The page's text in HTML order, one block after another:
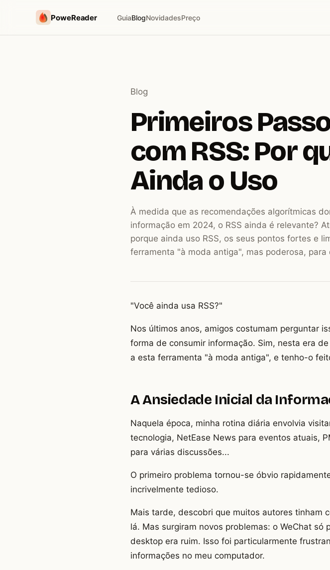
PoweReader GuiaBlogNovidadesPreço
Blog
Primeiros
com RSS: Por
Ainda o Uso
À medida que as recomendações algorítmicas
informação em 2024, o RSS ainda é relevante?
porque ainda uso RSS, os seus pontos fortes e
ferramenta "à moda antiga", mas poderosa,
"Você ainda usa RSS?"
Nos últimos anos, amigos costumam perguntar
forma de consumir informação. Sim, nesta era
a esta ferramenta "à moda antiga", e tenho-o
A Ansiedade Inicial da
Naquela época, minha rotina diária envolvia
tecnologia, NetEase News para eventos atuais,
para várias discussões...
O primeiro problema tornou-se óbvio
incrivelmente tedioso.
Mais tarde, descobri que muitos autores tinham
lá. Mas surgiram novos problemas: o WeChat
desktop era ruim. Isso foi particularmente
informações no meu computador.